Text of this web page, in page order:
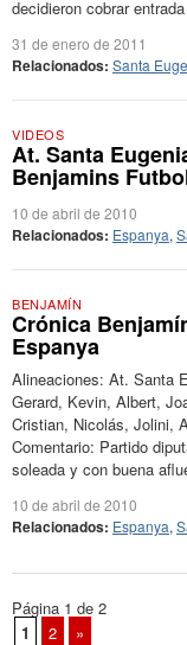
decidieron cobrar
31 de enero de 2011
Relacionados: Santa
VIDEOS
At. Santa
Benjamins
10 de abril de 2010
Relacionados: Espanya,
BENJAMÍN
Crónica
Espanya
Alineaciones: At. Santa
Gerard, Kevin, Albert,
Cristian, Nicolás, Jolini,
Comentario: Partido
soleada y con buena
10 de abril de 2010
Relacionados: Espanya,
Página 1 de 2
1
2 »